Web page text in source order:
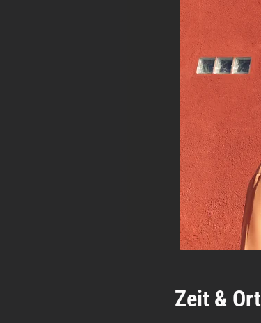
Zeit & Ort